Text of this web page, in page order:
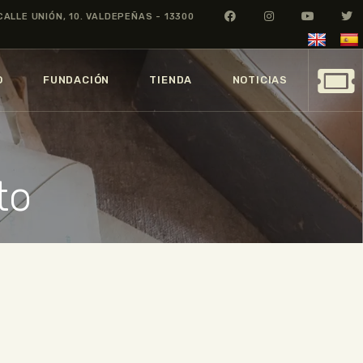
UNIÓN, 10. VALDEPEÑAS - 13300
FUNDACIÓN TIENDA NOTICIAS